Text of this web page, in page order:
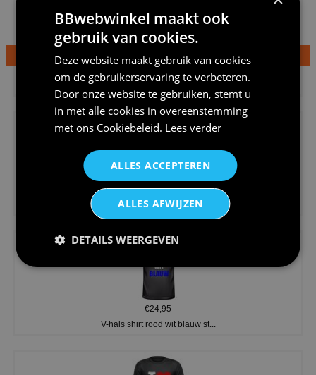
€24,95
Dames v hals t-shirt prinses v...
€24,95
Koningsdag shirt heren v-hals ...
€24,95
V-hals shirt rood wit blauw st...
BBwebwinkel maakt ook
gebruik van cookies.
Deze website maakt gebruik van cookies
om de gebruikerservaring te verbeteren.
Door onze website te gebruiken, stemt u
in met alle cookies in overeenstemming
met ons Cookiebeleid. Lees verder
ALLES ACCEPTEREN
ALLES AFWIJZEN
DETAILS WEERGEVEN